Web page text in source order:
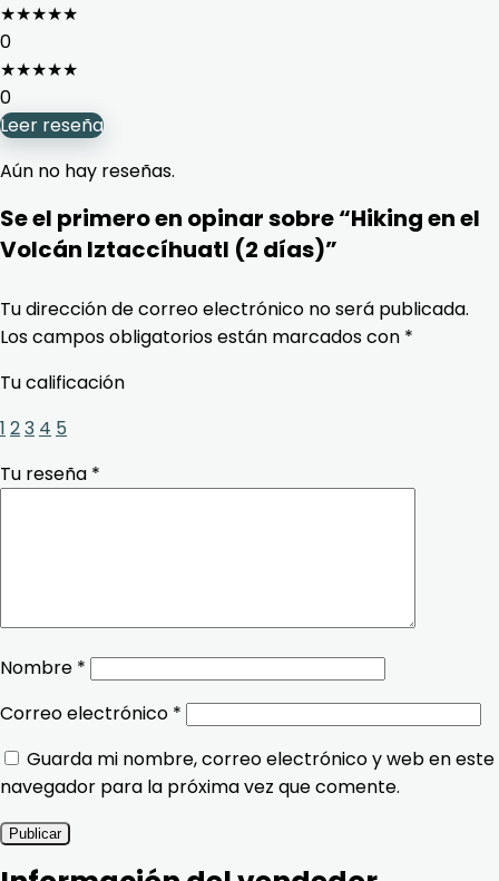
★★★★★
0
★★★★★
0
Leer reseña
Aún no hay reseñas.
Se el primero en opinar sobre “Hiking en el
Volcán Iztaccíhuatl (2 días)”
Tu dirección de correo electrónico no será publicada.
Los campos obligatorios están marcados con *
Tu calificación
1 23 4 5
Tu reseña *
Nombre *
Correo electrónico *
Guarda mi nombre, correo electrónico y web en este
navegador para la próxima vez que comente.